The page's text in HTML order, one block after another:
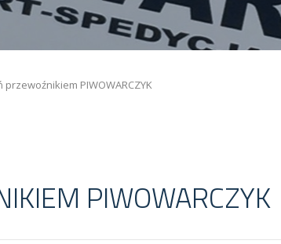
przewoźnikiem PIWOWARCZYK
PIWOWARCZYK